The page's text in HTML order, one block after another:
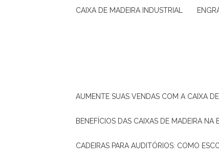
CAIXA DE MADEIRA INDUSTRIAL
AUMENTE SUAS VENDAS COM A CAIXA
BENEFÍCIOS DAS CAIXAS DE MADEIRA
CADEIRAS PARA AUDITÓRIOS: COMO